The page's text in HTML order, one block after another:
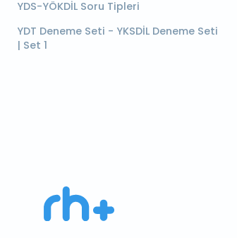
YDS-YÖKDİL Soru Tipleri
YDT Deneme Seti - YKSDİL Deneme Seti
| Set 1